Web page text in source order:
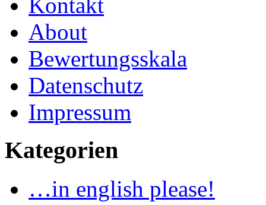
About
Bewertungsskala
Datenschutz
Impressum
Kategorien
…in english please!